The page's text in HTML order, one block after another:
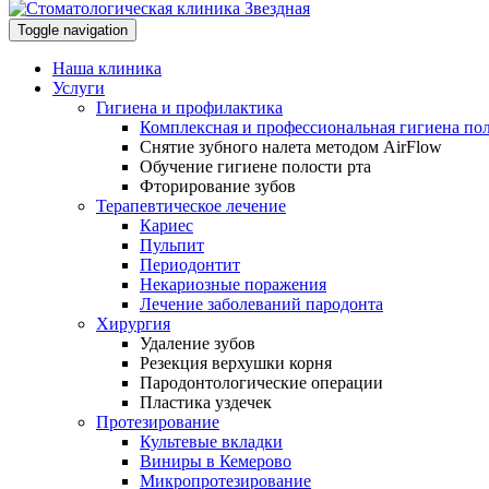
Toggle navigation
Наша клиника
Услуги
Гигиена и профилактика
Комплексная и профессиональная гигиена
Снятие зубного налета методом AirFlow
Обучение гигиене полости рта
Фторирование зубов
Терапевтическое лечение
Кариес
Пульпит
Периодонтит
Некариозные поражения
Лечение заболеваний пародонта
Хирургия
Удаление зубов
Резекция верхушки корня
Пародонтологические операции
Пластика уздечек
Протезирование
Культевые вкладки
Виниры в Кемерово
Микропротезирование